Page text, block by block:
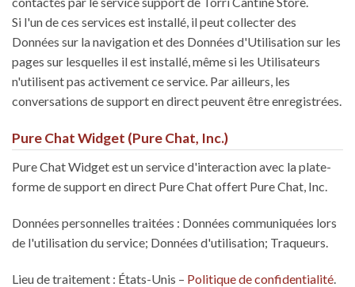
Si l'un de ces services est installé, il peut collecter des
Données sur la navigation et des Données d'Utilisation sur les
pages sur lesquelles il est installé, même si les Utilisateurs
n'utilisent pas activement ce service. Par ailleurs, les
conversations de support en direct peuvent être enregistrées.
Pure Chat Widget (Pure Chat, Inc.)
Pure Chat Widget est un service d'interaction avec la plate-
forme de support en direct Pure Chat offert Pure Chat, Inc.
Données personnelles traitées : Données communiquées lors
de l'utilisation du service; Données d'utilisation; Traqueurs.
Lieu de traitement : États-Unis – Politique de confidentialité.